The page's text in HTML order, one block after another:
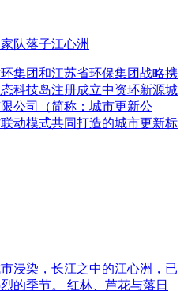
队落子江心洲
集团和江苏省环保集团战略携
科技岛注册成立中资环新源城
公司（简称：城市更新公
动模式共同打造的城市更新标
浸染，长江之中的江心洲，已
的季节。 红林、芦花与落日